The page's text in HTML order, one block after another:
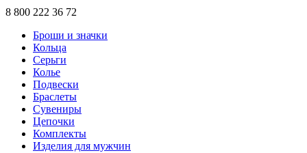
8 800 222 36 72
Броши и значки
Кольца
Серьги
Колье
Подвески
Браслеты
Сувениры
Цепочки
Комплекты
Изделия для мужчин